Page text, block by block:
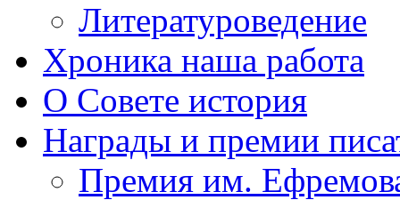
Литературоведение
Хроника наша работа
О Совете история
Награды и премии
Премия им.